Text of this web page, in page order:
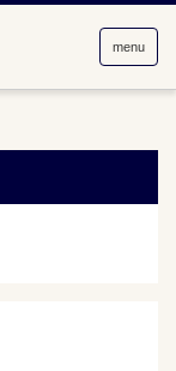
menu